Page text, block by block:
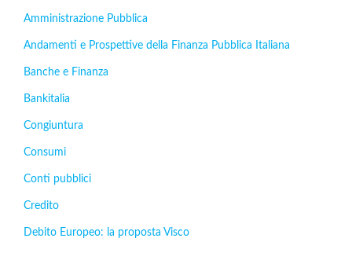
Amministrazione Pubblica
Andamenti e Prospettive della Finanza Pubblica Italiana
Banche e Finanza
Bankitalia
Congiuntura
Consumi
Conti pubblici
Credito
Debito Europeo: la proposta Visco